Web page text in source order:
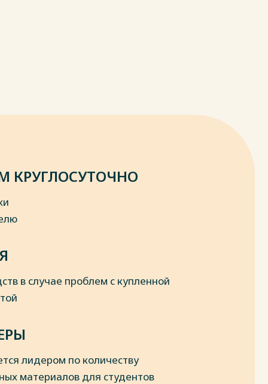
КРУГЛОСУТОЧНО
в случае проблем с купленной
лидером по количеству
материалов для студентов